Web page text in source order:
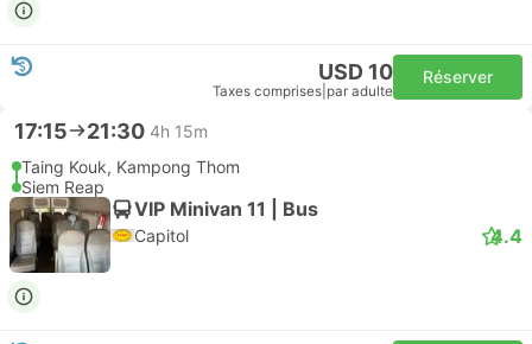
USD 10
Taxes comprises par adulte
Réserver
17:15 21:30 4h 15m
Taing Kouk, Kampong Thom
Siem Reap
VIP Minivan 11 | Bus
Capitol 4.4